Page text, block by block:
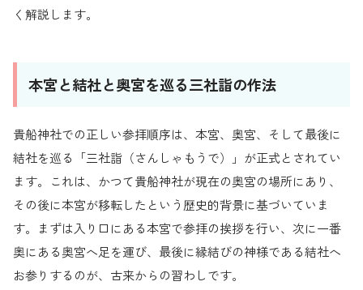
く解説します。
本宮と結社と奥宮を巡る三社詣の作法
貴船神社での正しい参拝順序は、本宮、奥宮、そして最後に
結社を巡る「三社詣（さんしゃもうで）」が正式とされてい
ます。これは、かつて貴船神社が現在の奥宮の場所にあり、
その後に本宮が移転したという歴史的背景に基づいていま
す。まずは入り口にある本宮で参拝の挨拶を行い、次に一番
奥にある奥宮へ足を運び、最後に縁結びの神様である結社へ
お参りするのが、古来からの習わしです。